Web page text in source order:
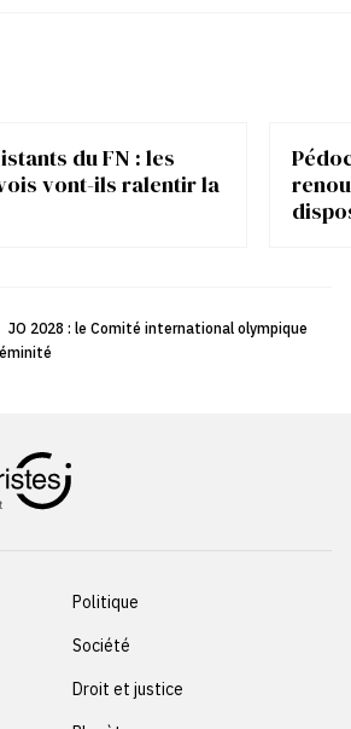
du FN : les
vont-ils ralentir la
JO 2028 : le Comité international olympique
Politique
Société
Droit et justice